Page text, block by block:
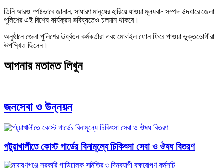
তিনি আরও স্পষ্টভাবে জানান, সাধারণ মানুষের হারিয়ে যাওয়া মূল্যবান সম্পদ উদ্ধারে জেলা
পুলিশের এই বিশেষ কার্যক্রম ভবিষ্যতেও চলমান থাকবে।
অনুষ্ঠানে জেলা পুলিশের ঊর্ধ্বতন কর্মকর্তারা এবং মোবাইল ফোন ফিরে পাওয়া ভুক্তভোগীরা
উপস্থিত ছিলেন।
আপনার মতামত লিখুন
জনসেবা ও উন্নয়ন
পটুয়াখালীতে কোস্ট গার্ডের বিনামূল্যে চিকিৎসা সেবা ও ঔষধ বিতরণ